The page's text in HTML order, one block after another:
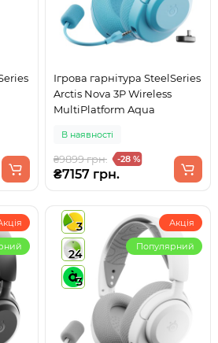
Ігрова гарнітура SteelSeries
Arctis Nova 3P Wireless
MultiPlatform Aqua
В наявності
₴9899 грн. -28 %
₴7157 грн.
3
24
3
Акція
Популярний